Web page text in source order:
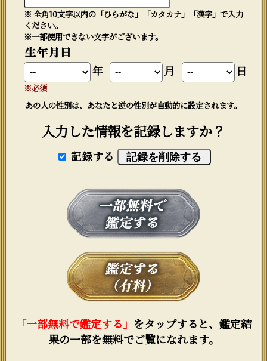
※ 全角10文字以内の「ひらがな」「カタカナ」「漢字」で入力
ください。
※一部使用できない文字がございます。
年 月 日
※必須
あの人の性別は、あなたと逆の性別が自動的に設定されます。
入力した情報を記録しますか？
記録する
「一部無料で鑑定する」 をタップすると、鑑定結
果の一部を無料でご覧になれます。